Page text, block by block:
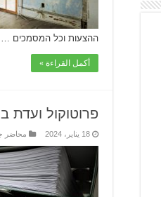
ההצעות וכל המסמכים …
أكمل القراءة »
פרוטוקול ועדת
18 يناير، 2024 محاضر جلسات